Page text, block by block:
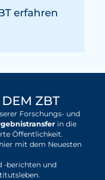
erfahren
ZBT
Forschungs- und
in die
Öffentlichkeit.
mit dem Neuesten
-berichten und